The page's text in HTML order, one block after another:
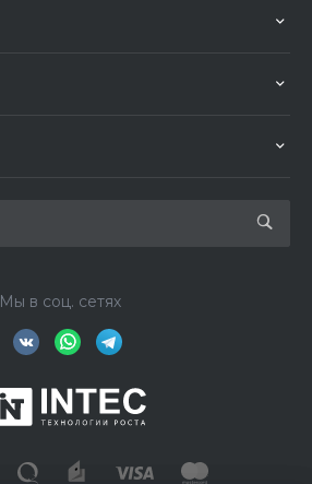
Мы в соц. сетях